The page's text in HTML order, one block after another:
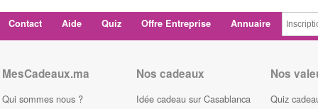
Contact Aide Quiz Offre Entreprise Annuaire
MesCadeaux.ma
Qui sommes nous ?
Nos cadeaux
Idée cadeau sur Casablanca
Nos
Quiz